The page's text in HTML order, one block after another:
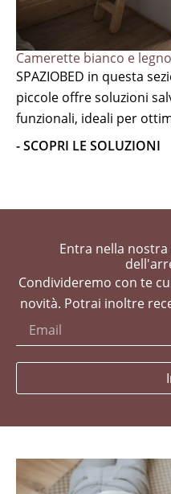
Camerette bianco e legno
SPAZIOBED in questa
piccole offre soluzioni
funzionali, ideali per
- SCOPRI LE SOLUZIONI
Entra nella
Condivideremo con te
novità. Potrai inoltre